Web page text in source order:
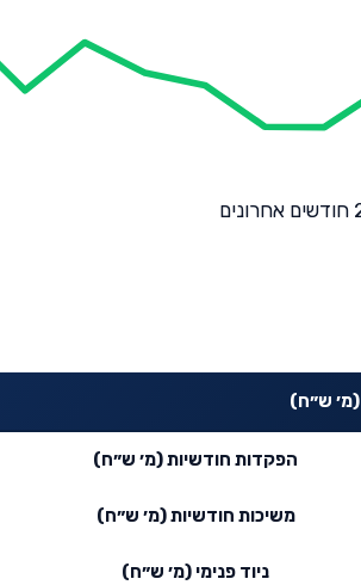
(מ׳ ש״ח)
הפקדות חודשיות (מ׳ ש״ח)
משיכות חודשיות (מ׳ ש״ח)
ניוד פנימי (מ׳ ש״ח)